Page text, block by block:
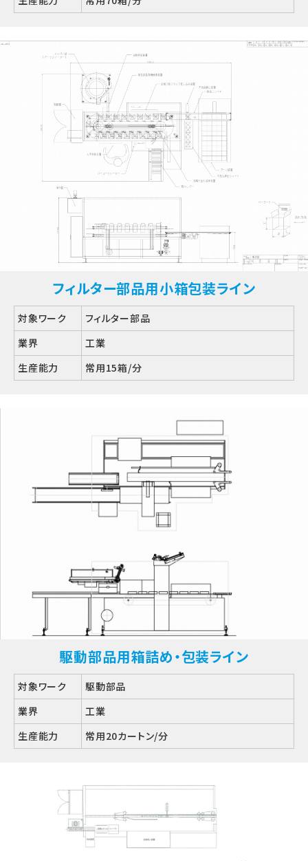
フィルター部品用小箱包装ライン
対象ワーク
フィルター部品
業界
工業
生産能力
常用15箱/分
駆動部品用箱詰め・包装ライン
対象ワーク
駆動部品
業界
工業
生産能力
常用20カートン/分